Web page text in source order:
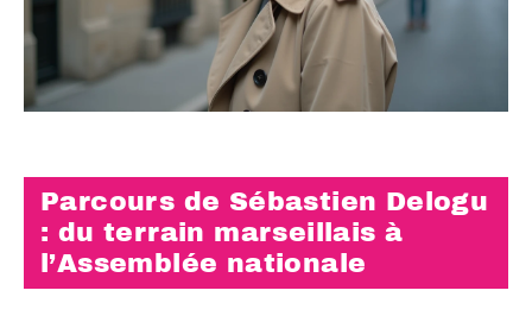
Parcours de Sébastien Delogu
: du terrain marseillais à
l’Assemblée nationale